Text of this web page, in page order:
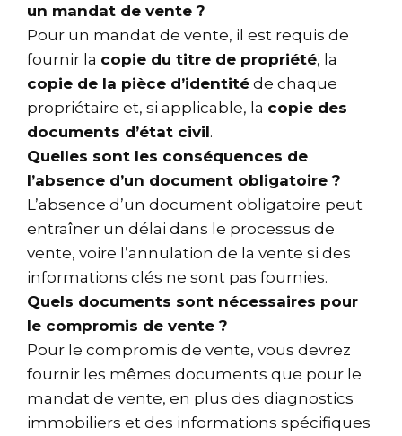
un mandat de vente ?
Pour un mandat de vente, il est requis de
fournir la copie du titre de propriété, la
copie de la pièce d’identité de chaque
propriétaire et, si applicable, la copie des
documents d’état civil.
Quelles sont les conséquences de
l’absence d’un document obligatoire ?
L’absence d’un document obligatoire peut
entraîner un délai dans le processus de
vente, voire l’annulation de la vente si des
informations clés ne sont pas fournies.
Quels documents sont nécessaires pour
le compromis de vente ?
Pour le compromis de vente, vous devrez
fournir les mêmes documents que pour le
mandat de vente, en plus des diagnostics
immobiliers et des informations spécifiques